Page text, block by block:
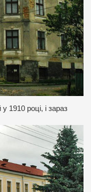
1910 році, і зараз